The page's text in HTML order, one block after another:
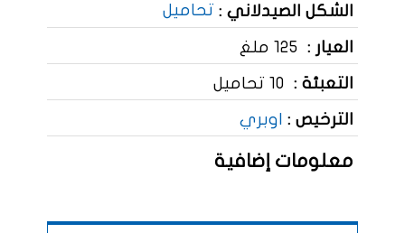
الشكل الصيدلاني : تحاميل
العيار : 125 ملغ
التعبئة : 10 تحاميل
الترخيص : اوبري
معلومات إضافية